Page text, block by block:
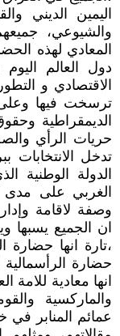
اليمين الديني
والشيوعي،
المعادي لهذه
دول العالم اليوم
الاقتصادي و
ترسخت فيها
الديمقراطية
حريات الرأي
تدخل الانتخابات
الدولة الوطنية
الغربي على مدى
وصفة لاقامة
ان الجميع يسبها
،تارة انها حضارة
حضارة الرأسمالية
انها معادية للامة
والماركسية
عمائم المنابر في